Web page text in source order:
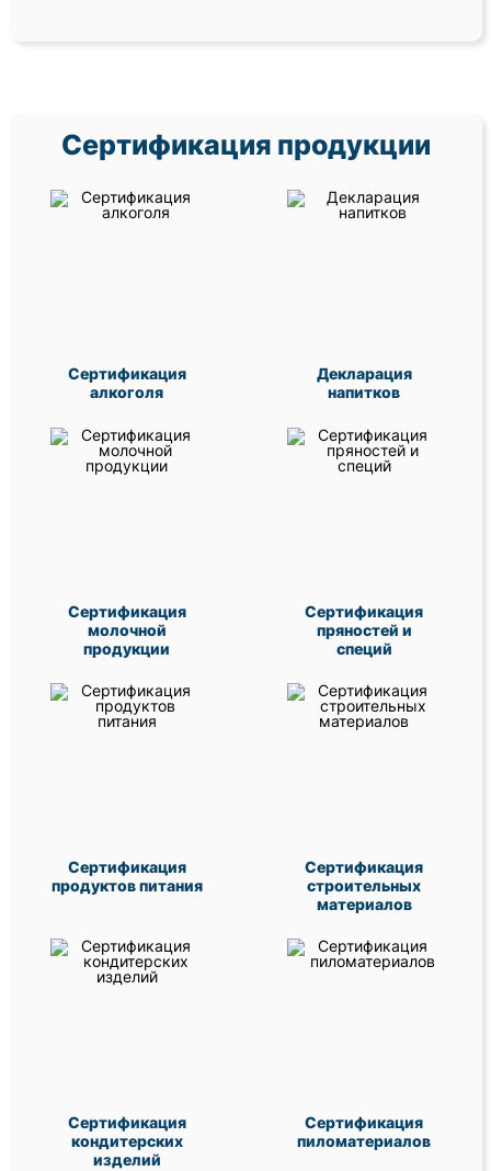
Сертификация продукции
Сертификация
алкоголя
Декларация
напитков
Сертификация
молочной
продукции
Сертификация
пряностей и
специй
Сертификация
продуктов питания
Сертификация
строительных
материалов
Сертификация
кондитерских
изделий
Сертификация
пиломатериалов